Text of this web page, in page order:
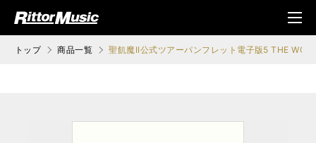
ジック (Rittor Musi
メニ
ュ
トップ 商品一覧 聖飢魔II公式ツアーパンフレット電子版5 THE